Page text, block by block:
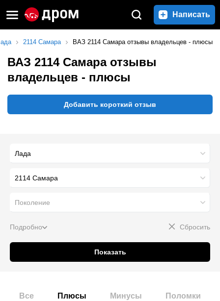
Написать
2114 Самара ВАЗ 2114 Самара отзывы владельцев - плюсы
ВАЗ 2114 Самара отзывы
владельцев - плюсы
Добавить короткий отзыв
Лада
2114 Самара
Поколение
Подробно Сбросить
Показать
Все Плюсы Минусы Поломки